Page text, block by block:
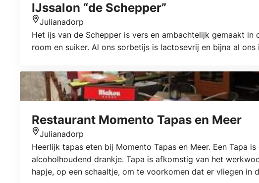
IJssalon “de Schepper”
Locatie
Julianadorp
Het ijs van de Schepper is vers en ambachtelijk gemaakt
room en suiker. Al ons sorbetijs is lactosevrij en bijna al
Restaurant Momento Tapas en Meer
Locatie
Julianadorp
Heerlijk tapas eten bij Momento Tapas en Meer. Een Tapa
alcoholhoudend drankje. Tapa is afkomstig van het
hapje, op een schaaltje, om te voorkomen dat er vliegen in